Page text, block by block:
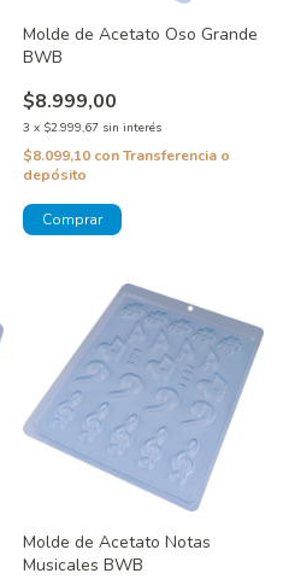
Molde de Acetato Oso Grande
BWB
$8.999,00
3 x $2.999,67 sin interés
$8.099,10 conTransferencia o
depósito
Molde de Acetato Notas
Musicales BWB